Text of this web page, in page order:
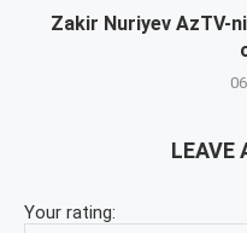
Zakir Nuriyev AzTV-
LEAVE
Your rating: